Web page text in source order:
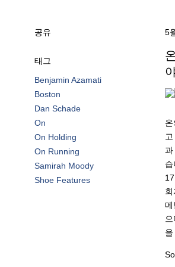
공유
태그
Benjamin Azamati
Boston
Dan Schade
On
On Holding
On Running
Samirah Moody
Shoe Features
5
과
메